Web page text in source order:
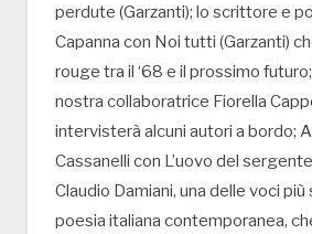
perdute (Garzanti); lo scrittore e
Capanna con Noi tutti (Garzanti)
rouge tra il ‘68 e il prossimo
nostra collaboratrice Fiorella
intervisterà alcuni autori a bordo;
Cassanelli con L’uovo del
Claudio Damiani, una delle voci
poesia italiana contemporanea,